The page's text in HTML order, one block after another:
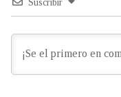
Suscribir